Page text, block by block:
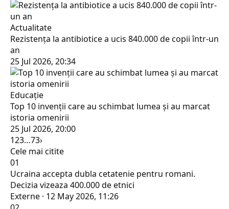
Actualitate
Rezistența la antibiotice a ucis 840.000 de copii într-un
an
25 Jul 2026, 20:34
Educaţie
Top 10 invenții care au schimbat lumea și au marcat
istoria omenirii
25 Jul 2026, 20:00
123…73›
Cele mai citite
01
Ucraina accepta dubla cetatenie pentru romani.
Decizia vizeaza 400.000 de etnici
Externe · 12 May 2026, 11:26